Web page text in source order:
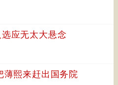
应无太大悬念
薄熙来赶出国务院